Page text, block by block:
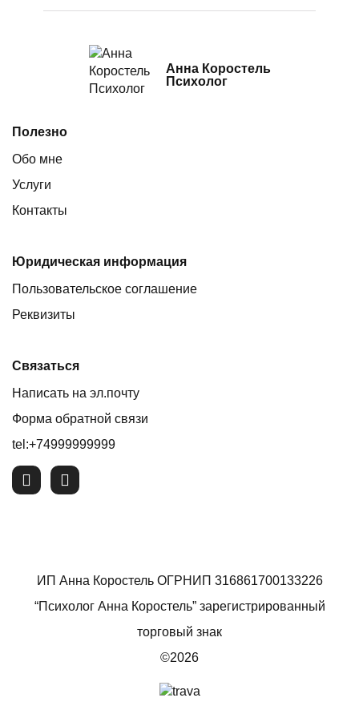
Анна Коростель
Психолог
Полезно
Обо мне
Услуги
Контакты
Юридическая информация
Пользовательское соглашение
Реквизиты
Связаться
Написать на эл.почту
Форма обратной связи
tel:+74999999999
ИП Анна Коростель ОГРНИП 316861700133226
“Психолог Анна Коростель” зарегистрированный
торговый знак
©2026